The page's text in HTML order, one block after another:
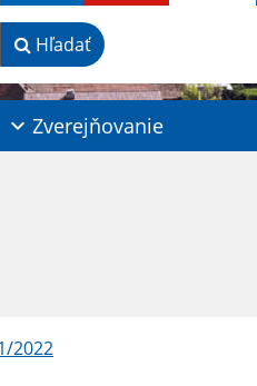
Hľadať
Zverejňovanie
2022